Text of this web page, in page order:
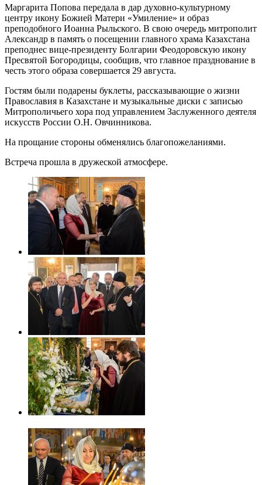
Маргарита Попова передала в дар духовно-культурному
центру икону Божией Матери «Умиление» и образ
преподобного Иоанна Рыльского. В свою очередь митрополит
Александр в память о посещении главного храма Казахстана
преподнес вице-президенту Болгарии Феодоровскую икону
Пресвятой Богородицы, сообщив, что главное празднование в
честь этого образа совершается 29 августа.
Гостям были подарены буклеты, рассказывающие о жизни
Православия в Казахстане и музыкальные диски с записью
Митрополичьего хора под управлением Заслуженного деятеля
искусств России О.Н. Овчинникова.
На прощание стороны обменялись благопожеланиями.
Встреча прошла в дружеской атмосфере.